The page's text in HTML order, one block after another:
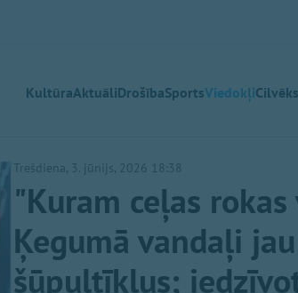
KultūraAktuāliDrošībaSportsViedokļi
Trešdiena, 3. jūnijs, 2026 18:38
"Kuram ceļas
Ķegumā vandaļi
šūpuļtīklus;